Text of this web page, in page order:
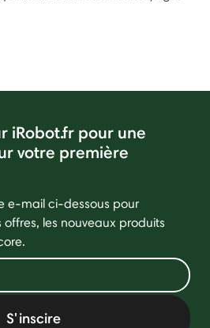
iRobot.fr pour une
votre première
e-mail ci-dessous pour
les nouveaux produits
S'inscire